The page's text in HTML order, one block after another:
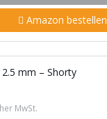
Amazon bestellen
2.5 mm – Shorty
MwSt.